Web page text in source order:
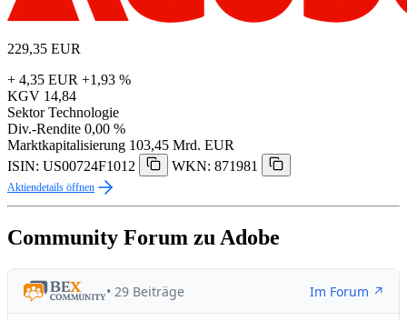
229,35 EUR
+ 4,35 EUR +1,93 %
KGV 14,84
Sektor Technologie
Div.-Rendite 0,00 %
Marktkapitalisierung 103,45 Mrd. EUR
ISIN: US00724F1012
WKN: 871981
Aktiendetails öffnen
Community Forum zu Adobe